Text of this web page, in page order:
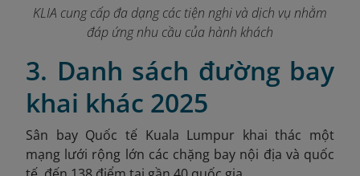
KLIA cung cấp đa dạng các tiện nghi và dịch vụ nhằm
đáp ứng nhu cầu của hành khách
3. Danh sách đường bay
khai khác 2025
Sân bay Quốc tế Kuala Lumpur khai thác một
mạng lưới rộng lớn các chặng bay nội địa và quốc